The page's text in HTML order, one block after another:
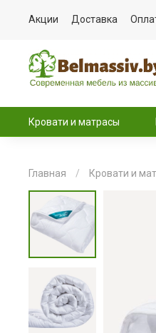
Акции Доставка
Кровати и матрасы
Главная Кровати и